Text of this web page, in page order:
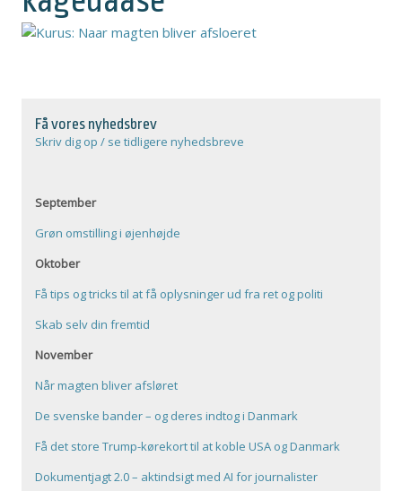
Få vores nyhedsbrev
Skriv dig op / se tidligere nyhedsbreve
September
Grøn omstilling i øjenhøjde
Oktober
Få tips og tricks til at få oplysninger ud fra ret og politi
Skab selv din fremtid
November
Når magten bliver afsløret
De svenske bander – og deres indtog i Danmark
Få det store Trump-kørekort til at koble USA og Danmark
Dokumentjagt 2.0 – aktindsigt med AI for journalister